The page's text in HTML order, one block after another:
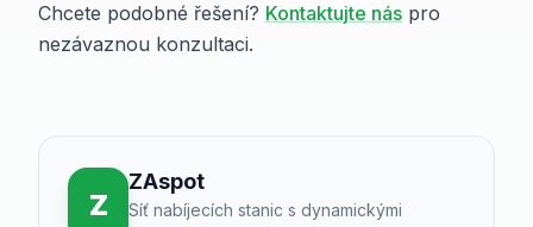
Chcete podobné řešení? Kontaktujte nás pro
nezávaznou konzultaci.
Z
ZAspot
Síť nabíjecích stanic s dynamickými